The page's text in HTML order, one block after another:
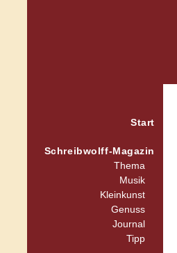
Start
Schreibwolff-Magazin
Thema
Musik
Kleinkunst
Genuss
Journal
Tipp